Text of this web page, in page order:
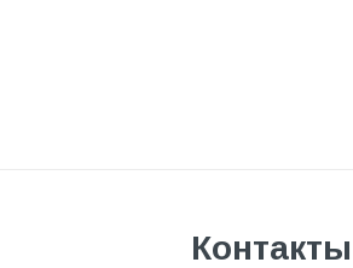
Контакты